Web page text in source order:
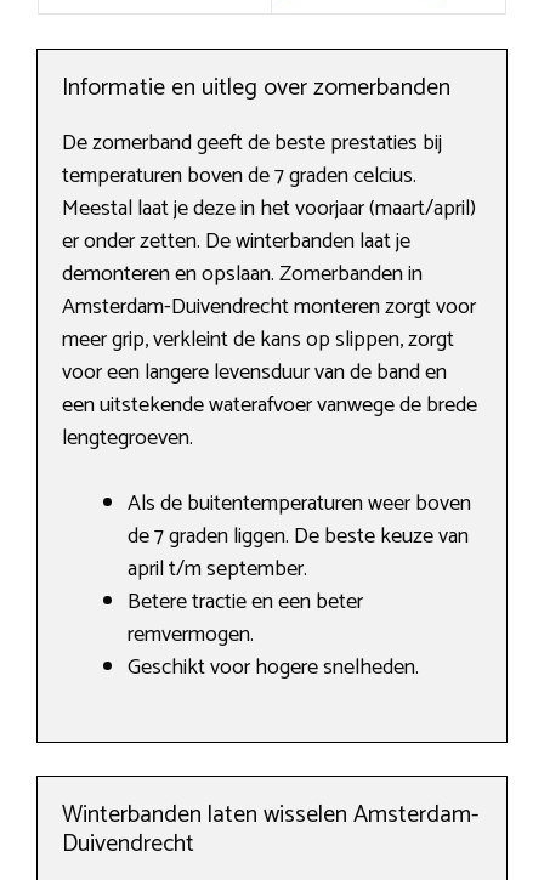
Informatie en uitleg over zomerbanden
De zomerband geeft de beste prestaties bij
temperaturen boven de 7 graden celcius.
Meestal laat je deze in het voorjaar (maart/april)
er onder zetten. De winterbanden laat je
demonteren en opslaan. Zomerbanden in
Amsterdam-Duivendrecht monteren zorgt voor
meer grip, verkleint de kans op slippen, zorgt
voor een langere levensduur van de band en
een uitstekende waterafvoer vanwege de brede
lengtegroeven.
Als de buitentemperaturen weer boven
de 7 graden liggen. De beste keuze van
april t/m september.
Betere tractie en een beter
remvermogen.
Geschikt voor hogere snelheden.
Winterbanden laten wisselen Amsterdam-
Duivendrecht